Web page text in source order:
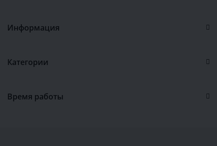
Информация
Категории
Время работы